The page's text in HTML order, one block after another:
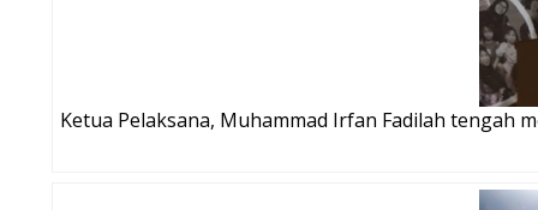
Ketua Pelaksana, Muhammad Irfan Fadilah tengah